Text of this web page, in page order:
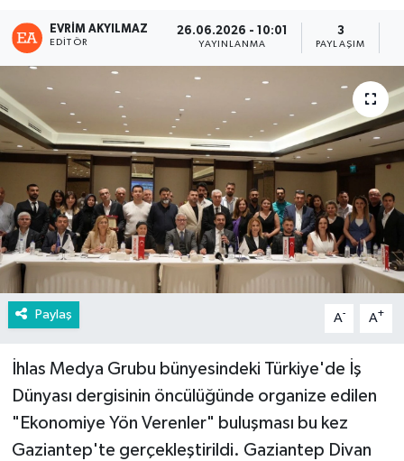
EVRIM AKYILMAZ
EDITÖR
26.06.2026 - 10:01
YAYINLANMA
3
PAYLAŞIM
Paylaş A- A+
İhlas Medya Grubu bünyesindeki Türkiye'de İş
Dünyası dergisinin öncülüğünde organize edilen
"Ekonomiye Yön Verenler" buluşması bu kez
Gaziantep'te gerçekleştirildi. Gaziantep Divan